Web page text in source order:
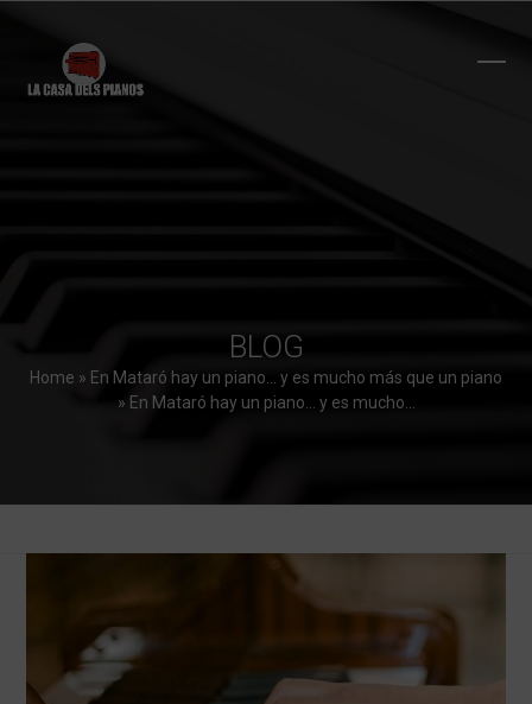
BLOG
Home » En Mataró hay un piano… y es mucho más que un piano
» En Mataró hay un piano… y es mucho…